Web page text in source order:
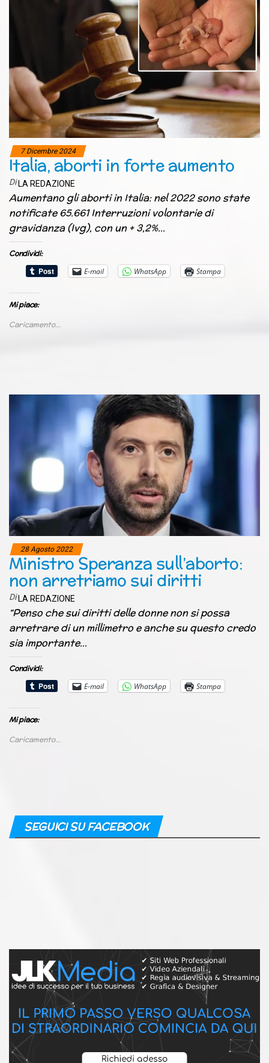
7 Dicembre 2024
Italia, aborti in forte aumento
Di LA REDAZIONE
Aumentano gli aborti in Italia: nel 2022 sono state
notificate 65.661 Interruzioni volontarie di
gravidanza (Ivg), con un + 3,2%…
Condividi:
E-mail
WhatsApp Stampa
Mi piace:
Caricamento...
28 Agosto 2022
Ministro Speranza sull’aborto:
non arretriamo sui diritti
Di LA REDAZIONE
“Penso che sui diritti delle donne non si possa
arretrare di un millimetro e anche su questo credo
sia importante…
Condividi:
E-mail
WhatsApp Stampa
Mi piace:
Caricamento...
SEGUICI SU FACEBOOK